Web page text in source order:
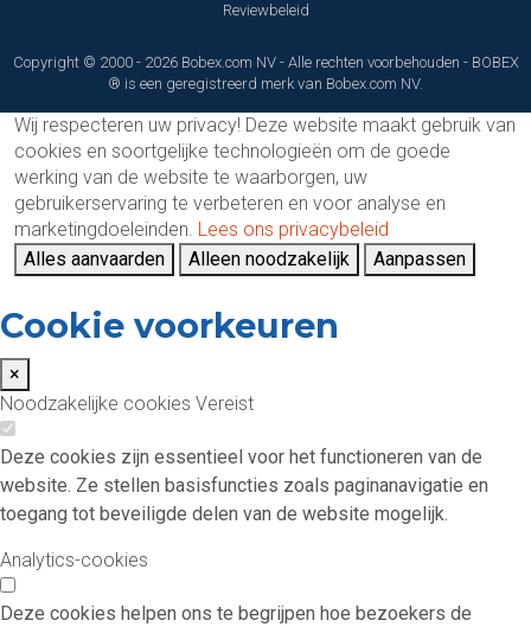
Reviewbeleid
Copyright © 2000 - 2026 Bobex.com NV - Alle rechten voorbehouden - BOBEX
® is een geregistreerd merk van Bobex.com NV.
Wij respecteren uw privacy! Deze website maakt gebruik van
cookies en soortgelijke technologieën om de goede
werking van de website te waarborgen, uw
gebruikerservaring te verbeteren en voor analyse en
marketingdoeleinden. Lees ons privacybeleid
Alles aanvaarden
Alleen noodzakelijk Aanpassen
Cookie voorkeuren
×
Noodzakelijke cookies Vereist
Deze cookies zijn essentieel voor het functioneren van de
website. Ze stellen basisfuncties zoals paginanavigatie en
toegang tot beveiligde delen van de website mogelijk.
Analytics-cookies
Deze cookies helpen ons te begrijpen hoe bezoekers de